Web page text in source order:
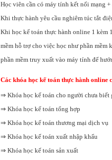
Học viên cần có máy tính kết nối mạng
Khi thực hành yêu cầu nghiêm túc tắt
Khi học kế toán thực hành online 1 kèm
mềm hỗ trợ cho việc học như phần
phần mềm truy xuất vào máy tính để
Các khóa học kế toán thực hành online
⇒ Khóa học kế toán cho người chưa biết
⇒ Khóa học kế toán tổng hợp
⇒ Khóa học kế toán thương mại dịch vụ
⇒ Khóa học kế toán xuất nhập khẩu
⇒ Khóa học kế toán sản xuất